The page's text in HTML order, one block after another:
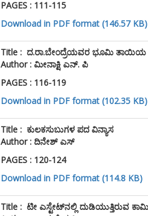
PAGES : 111-115
Download in PDF format (146.57 KB)
Title : ದ.ರಾ.ಬೇಂದ್ರೆಯವರ ಭೂಮಿ ತಾಯಿಯ
Author : ಮೀನಾಕ್ಷಿ ಎನ್. ಪಿ
PAGES : 116-119
Download in PDF format (102.35 KB)
Title : ಕುಲಕಸುಬುಗಳ ಪದ ವಿನ್ಯಾಸ
Author : ದಿನೇಶ್ ಎಸ್
PAGES : 120-124
Download in PDF format (114.8 KB)
Title : ಟೀ ಎಸ್ಟೇಟ್‌ನಲ್ಲಿ ದುಡಿಯುತ್ತಿರುವ